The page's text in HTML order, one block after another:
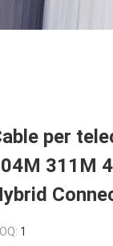
per
311M
1